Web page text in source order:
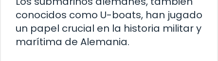
conocidos como U-boats, han jugado
un papel crucial en la historia militar y
marítima de Alemania.